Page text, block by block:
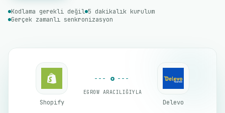
Kodlama gerekli değil 5 dakikalık kurulum
Gerçek zamanlı senkronizasyon
Shopify
EGROW ARACILIĞIYLA
Delevo